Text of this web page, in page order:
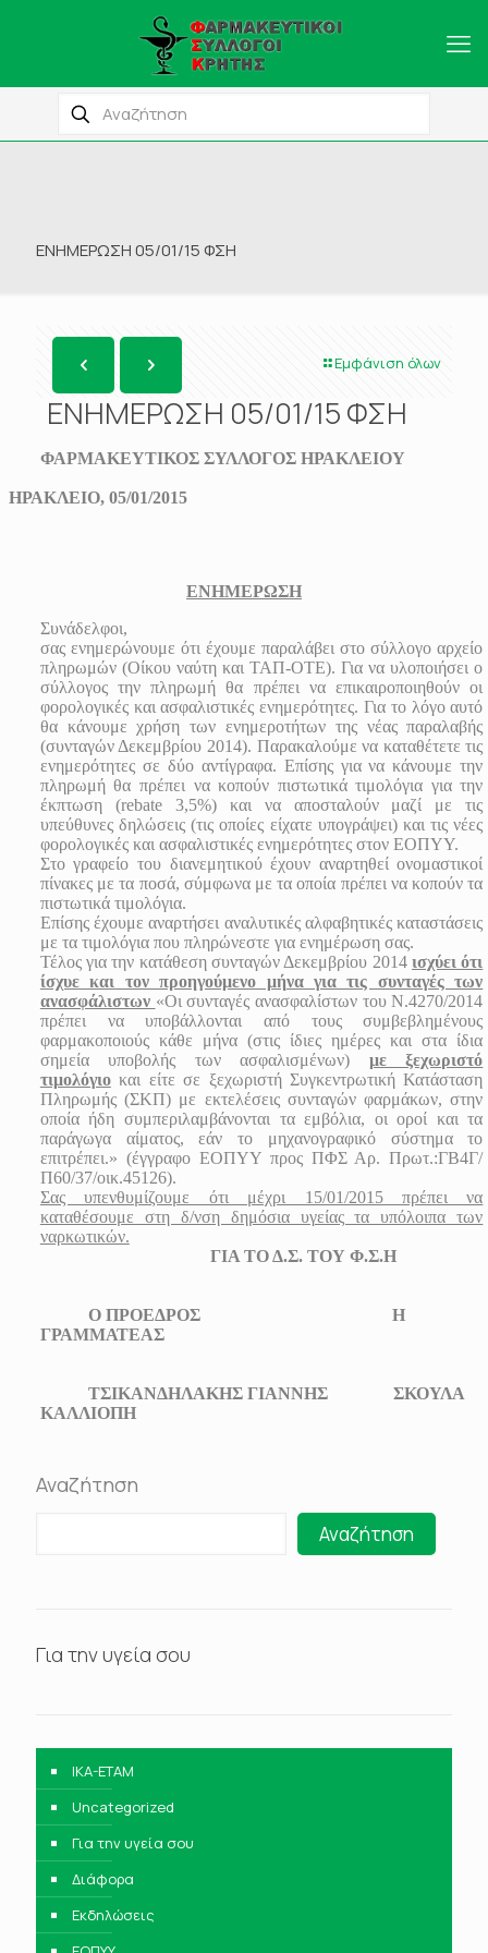
ΕΝΗΜΕΡΩΣΗ 05/01/15 ΦΣΗ
Εμφάνιση όλων
ΕΝΗΜΕΡΩΣΗ 05/01/15 ΦΣΗ
ΦΑΡΜΑΚΕΥΤΙΚΟΣ ΣΥΛΛΟΓΟΣ ΗΡΑΚΛΕΙΟΥ
ΗΡΑΚΛΕΙΟ, 05/01/2015
ΕΝΗΜΕΡΩΣΗ
Συνάδελφοι,
σας ενημερώνουμε ότι έχουμε παραλάβει στο σύλλογο αρχείο
πληρωμών (Οίκου ναύτη και ΤΑΠ-ΟΤΕ). Για να υλοποιήσει ο
σύλλογος την πληρωμή θα πρέπει να επικαιροποιηθούν οι
φορολογικές και ασφαλιστικές ενημερότητες. Για το λόγο αυτό
θα κάνουμε χρήση των ενημεροτήτων της νέας παραλαβής
(συνταγών Δεκεμβρίου 2014). Παρακαλούμε να καταθέτετε τις
ενημερότητες σε δύο αντίγραφα. Επίσης για να κάνουμε την
πληρωμή θα πρέπει να κοπούν πιστωτικά τιμολόγια για την
έκπτωση (rebate3,5%) και να αποσταλούν μαζί με τις
υπεύθυνες δηλώσεις (τις οποίες είχατε υπογράψει) και τις νέες
φορολογικές και ασφαλιστικές ενημερότητες στον ΕΟΠΥΥ.
Στο γραφείο του διανεμητικού έχουν αναρτηθεί ονομαστικοί
πίνακες με τα ποσά, σύμφωνα με τα οποία πρέπει να κοπούν τα
πιστωτικά τιμολόγια.
Επίσης έχουμε αναρτήσει αναλυτικές αλφαβητικές καταστάσεις
με τα τιμολόγια που πληρώνεστε για ενημέρωση σας.
Τέλος για την κατάθεση συνταγών Δεκεμβρίου 2014ισχύει ότι
ίσχυε και τον προηγούμενο μήνα για τις συνταγές των
ανασφάλιστων «Οι συνταγές ανασφαλίστων του Ν.4270/2014
πρέπει να υποβάλλονται από τους συμβεβλημένους
φαρμακοποιούς κάθε μήνα (στις ίδιες ημέρες και στα ίδια
σημεία υποβολής των ασφαλισμένων) με ξεχωριστό
τιμολόγιοκαι είτε σε ξεχωριστή Συγκεντρωτική Κατάσταση
Πληρωμής (ΣΚΠ) με εκτελέσεις συνταγών φαρμάκων, στην
οποία ήδη συμπεριλαμβάνονται τα εμβόλια, οι οροί και τα
παράγωγα αίματος, εάν το μηχανογραφικό σύστημα το
επιτρέπει.» (έγγραφο ΕΟΠΥΥ προς ΠΦΣ Αρ. Πρωτ.:ΓΒ4Γ/
Π60/37/οικ.45126).
Σας υπενθυμίζουμε ότι μέχρι 15/01/2015 πρέπει να
καταθέσουμε στη δ/νση δημόσια υγείας τα υπόλοιπα των
ναρκωτικών.
ΓΙΑ ΤΟ Δ.Σ. ΤΟΥ Φ.Σ.Η
Ο ΠΡΟΕΔΡΟΣ Η
ΓΡΑΜΜΑΤΕΑΣ
ΤΣΙΚΑΝΔΗΛΑΚΗΣ ΓΙΑΝΝΗΣ ΣΚΟΥΛΑ
ΚΑΛΛΙΟΠΗ
Αναζήτηση
Αναζήτηση
Για την υγεία σου
IKA-ETAM
Uncategorized
Για την υγεία σου
Διάφορα
Εκδηλώσεις